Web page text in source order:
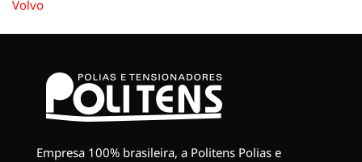
Volvo
Empresa 100% brasileira, a Politens Polias e